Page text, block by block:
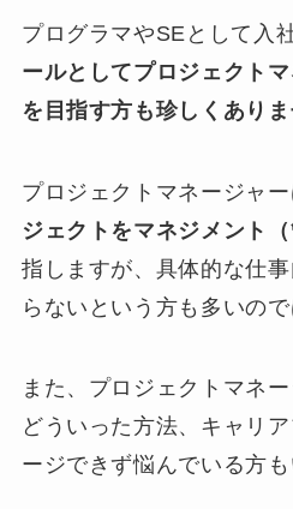
プログラマやSEとして入
ールとしてプロジェクト
を目指す方も珍しくあり
プロジェクトマネージャー
ジェクトをマネジメント
指しますが、具体的な仕
らないという方も多いの
また、プロジェクトマネ
どういった方法、キャリ
ージできず悩んでいる方